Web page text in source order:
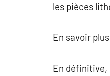
les pièces
En savoir
En définitive,